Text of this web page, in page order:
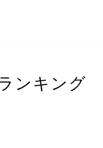
ンキング